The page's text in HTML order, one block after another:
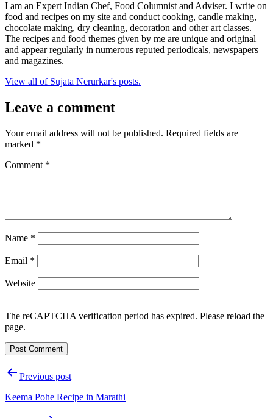
I am an Expert Indian Chef, Food Columnist and Adviser. I write on
food and recipes on my site and conduct cooking, candle making,
chocolate making, dry cleaning, decoration and other art classes.
The recipes and food themes given by me are unique and original
and appear regularly in numerous reputed periodicals, newspapers
and magazines.
View all of Sujata Nerurkar's posts.
Leave a comment
Your email address will not be published. Required fields are
marked *
Comment *
Name *
Email *
Website
The reCAPTCHA verification period has expired. Please reload the
page.
PostPrevious post
Keema Pohe Recipe in Marathi